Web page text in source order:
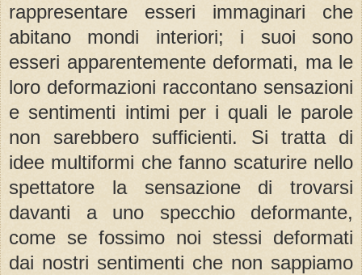
rappresentare esseri immaginari che
abitano mondi interiori; i suoi sono
esseri apparentemente deformati, ma le
loro deformazioni raccontano sensazioni
e sentimenti intimi per i quali le parole
non sarebbero sufficienti. Si tratta di
idee multiformi che fanno scaturire nello
spettatore la sensazione di trovarsi
davanti a uno specchio deformante,
come se fossimo noi stessi deformati
dai nostri sentimenti che non sappiamo